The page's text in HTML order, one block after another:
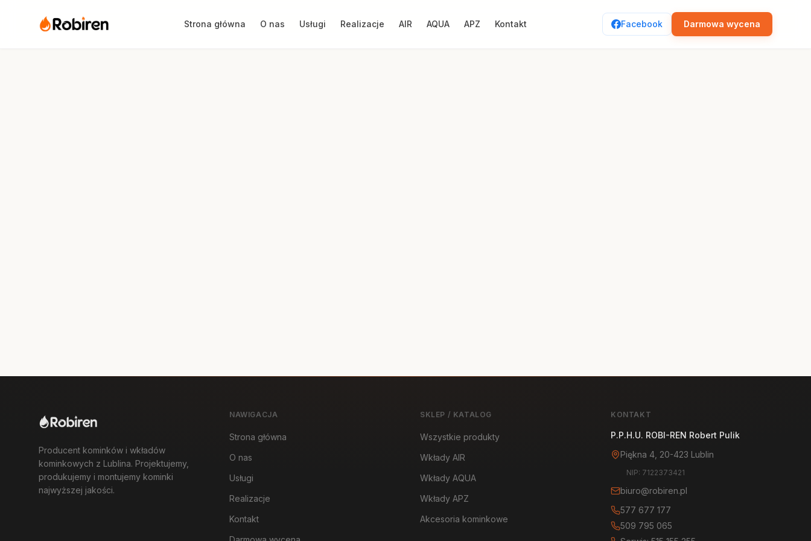
Strona główna O nas Usługi Realizacje AIR AQUA APZ Kontakt Facebook Darmowa wycena
Producent kominków i wkładów
kominkowych z Lublina. Projektujemy,
produkujemy i montujemy kominki
najwyższej jakości.
NAWIGACJA
Strona główna
O nas
Usługi
Realizacje
Kontakt
SKLEP / KATALOG
Wszystkie produkty
Wkłady AIR
Wkłady AQUA
Wkłady APZ
Akcesoria kominkowe
KONTAKT
P.P.H.U. ROBI-REN Robert Pulik
Piękna 4, 20-423 Lublin
NIP: 7122373421
biuro@robiren.pl
577 677 177
509 795 065